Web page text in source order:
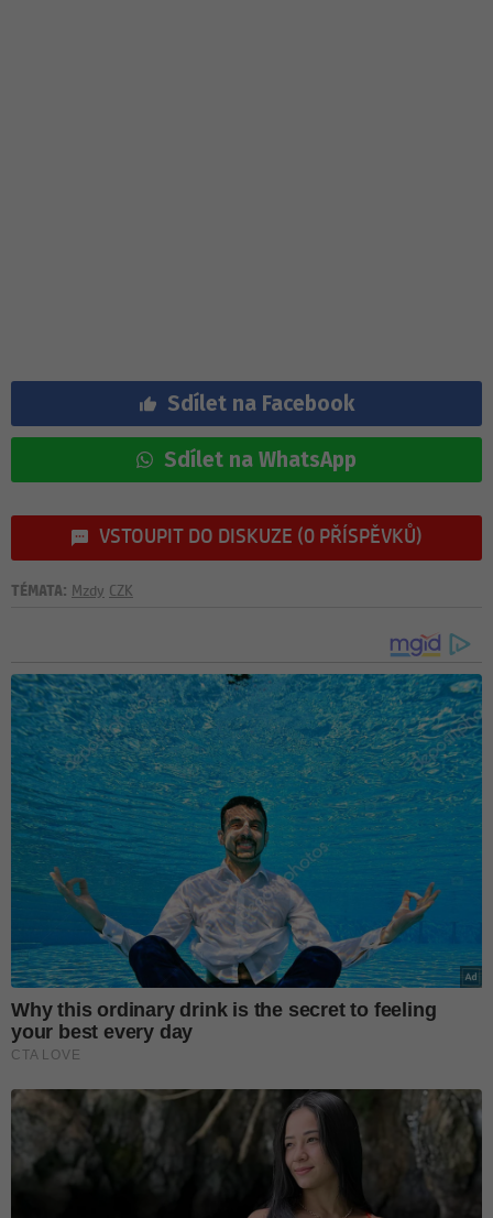
Sdílet na Facebook
Sdílet na WhatsApp
VSTOUPIT DO DISKUZE (0 PŘÍSPĚVKŮ)
TÉMATA: Mzdy CZK